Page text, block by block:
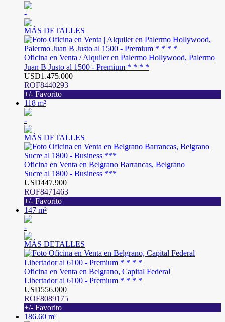
-
MÁS DETALLES
Oficina en Venta / Alquiler en Palermo Hollywood, Palermo
Juan B Justo al 1500 - Premium * * * *
USD1.475.000
ROF8440293
+/- Favorito
118 m²
-
MÁS DETALLES
Oficina en Venta en Belgrano Barrancas, Belgrano
Sucre al 1800 - Business ***
USD447.900
ROF8471463
+/- Favorito
147 m²
-
MÁS DETALLES
Oficina en Venta en Belgrano, Capital Federal
Libertador al 6100 - Premium * * * *
USD556.000
ROF8089175
+/- Favorito
186.60 m²